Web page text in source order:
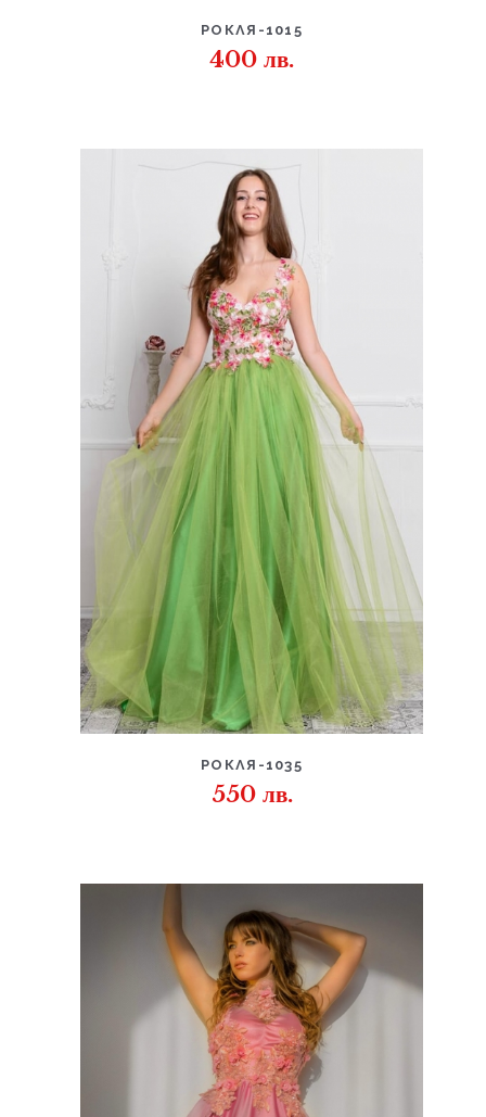
РОКЛЯ-1015
400 лв.
РОКЛЯ-1035
550 лв.